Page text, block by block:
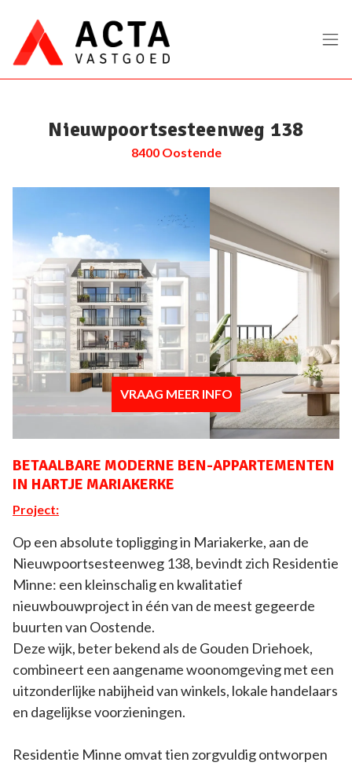
Nieuwpoortsesteenweg 138
8400 Oostende
VRAAG MEER INFO
BETAALBARE MODERNE BEN-APPARTEMENTEN
IN HARTJE MARIAKERKE
Project:
Op een absolute topligging in Mariakerke, aan de
Nieuwpoortsesteenweg 138, bevindt zich Residentie
Minne: een kleinschalig en kwalitatief
nieuwbouwproject in één van de meest gegeerde
buurten van Oostende.
Deze wijk, beter bekend als de Gouden Driehoek,
combineert een aangename woonomgeving met een
uitzonderlijke nabijheid van winkels, lokale handelaars
en dagelijkse voorzieningen.
Residentie Minne omvat tien zorgvuldig ontworpen